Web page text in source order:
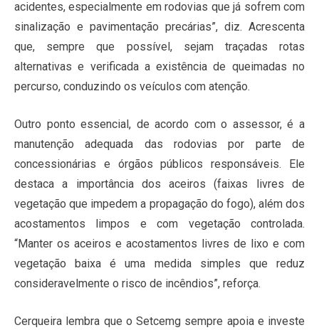
acidentes, especialmente em rodovias que já sofrem com
sinalização e pavimentação precárias”, diz. Acrescenta
que, sempre que possível, sejam traçadas rotas
alternativas e verificada a existência de queimadas no
percurso, conduzindo os veículos com atenção.
Outro ponto essencial, de acordo com o assessor, é a
manutenção adequada das rodovias por parte de
concessionárias e órgãos públicos responsáveis. Ele
destaca a importância dos aceiros (faixas livres de
vegetação que impedem a propagação do fogo), além dos
acostamentos limpos e com vegetação controlada.
“Manter os aceiros e acostamentos livres de lixo e com
vegetação baixa é uma medida simples que reduz
consideravelmente o risco de incêndios”, reforça.
Cerqueira lembra que o Setcemg sempre apoia e investe